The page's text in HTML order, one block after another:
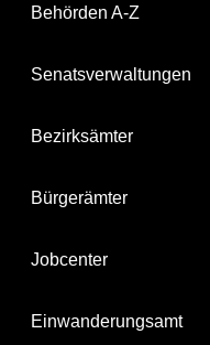
Behörden A-Z
Senatsverwaltungen
Bezirksämter
Bürgerämter
Jobcenter
Einwanderungsamt